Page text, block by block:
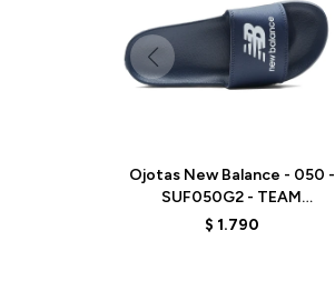
Ojotas New Balance - 050 -
SUF050G2 - TEAM
NAVY/GRY MATTER
$ 1.790